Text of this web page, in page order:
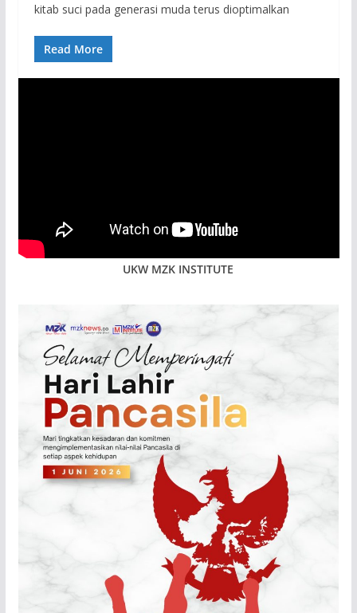
kitab suci pada generasi muda terus dioptimalkan
Read More
UKW MZK INSTITUTE